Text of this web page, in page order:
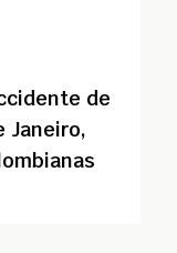
de
Janeiro,